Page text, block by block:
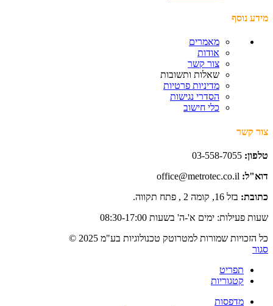
מידע נוסף
מאמרים
אודות
צור קשר
שאלות ותשובות
מדיניות פרטיות
הסדרי נגישות
כלי חישוב
צור קשר
טלפון: 03-558-7055
דוא"ל:
כתובת: בזל 16, קומה 2 , פתח תקווה.
שעות פעילות: ימים א'-ה' בשעות 08:30-17:00
כל הזכויות שמורות למטרוטק טכנולוגיות בע"מ 2025 ©
סגור
תפריט
קטגוריות
מדפסות